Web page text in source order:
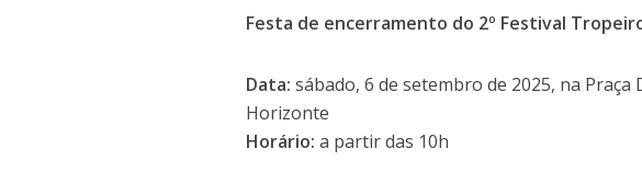
Festa de encerramento do 2º Festival
Data: sábado, 6 de setembro de 2025, na Praça
Horizonte
Horário:a partir das 10h